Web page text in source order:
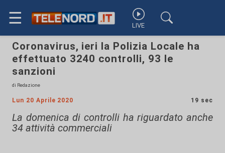
☰ LIVE
Coronavirus, ieri la Polizia Locale ha
effettuato 3240 controlli, 93 le
sanzioni
di Redazione
Lun 20 Aprile 2020 19 sec
La domenica di controlli ha riguardato anche
34 attività commerciali